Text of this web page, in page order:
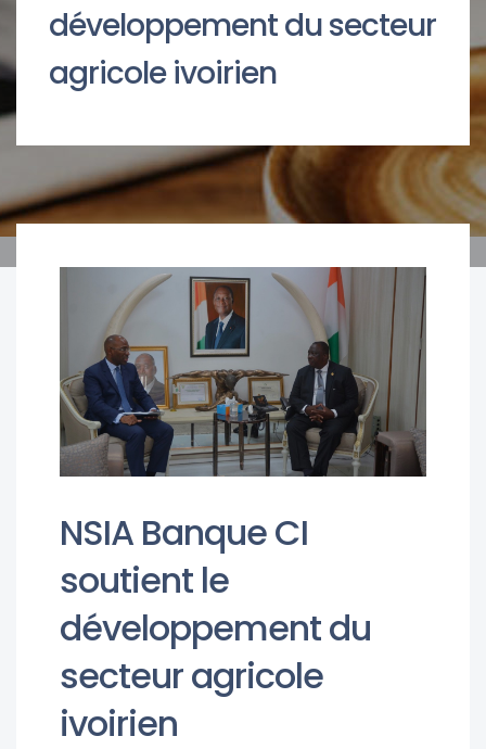
développement du secteur
agricole ivoirien
NSIA Banque CI
soutient le
développement du
secteur agricole
ivoirien